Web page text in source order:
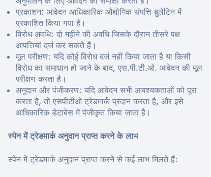
प्रकाशन: आवेदन आधिकारिक औद्योगिक संपत्ति बुलेटिन में
प्रकाशित किया गया है।
विरोध अवधि: दो महीने की अवधि जिसके दौरान तीसरे पक्ष
आपत्तियां दर्ज कर सकते हैं।
मूल परीक्षण: यदि कोई विरोध दर्ज नहीं किया जाता है या किसी
विरोध का समाधान हो जाने के बाद, एस.पी.टी.ओ. आवेदन की मूल
परीक्षण करता है।
अनुदान और पंजीकरण: यदि आवेदन सभी आवश्यकताओं को पूरा
करता है, तो एसपीटीओ ट्रेडमार्क प्रदान करता है, और इसे
आधिकारिक डेटाबेस में पंजीकृत किया जाता है।
स्पेन में ट्रेडमार्क अनुदान प्राप्त करने के लाभ
स्पेन में ट्रेडमार्क अनुदान प्राप्त करने से कई लाभ मिलते हैं: